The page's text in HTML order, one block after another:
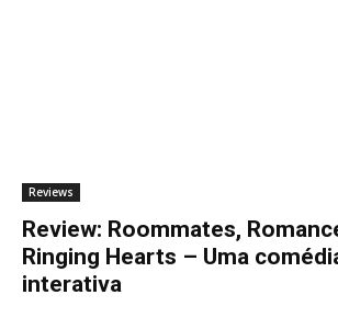
Reviews
Review: Roommates,
Ringing Hearts – Uma
interativa